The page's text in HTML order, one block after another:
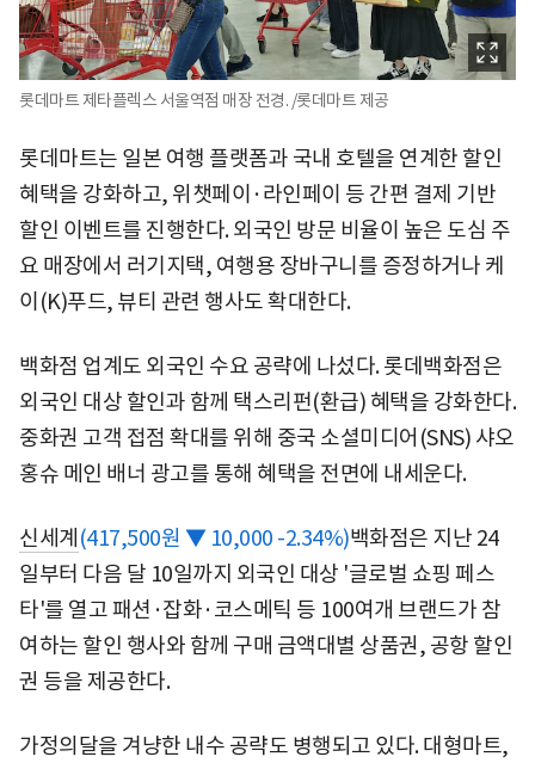
롯데마트 제타플렉스 서울역점 매장 전경. /롯데마트 제공
롯데마트는 일본 여행 플랫폼과 국내 호텔을 연계한 할인
혜택을 강화하고, 위챗페이·라인페이 등 간편 결제 기반
할인 이벤트를 진행한다. 외국인 방문 비율이 높은 도심 주
요 매장에서 러기지택, 여행용 장바구니를 증정하거나 케
이(K)푸드, 뷰티 관련 행사도 확대한다.
백화점 업계도 외국인 수요 공략에 나섰다. 롯데백화점은
외국인 대상 할인과 함께 택스리펀(환급) 혜택을 강화한다.
중화권 고객 접점 확대를 위해 중국 소셜미디어(SNS) 샤오
홍슈 메인 배너 광고를 통해 혜택을 전면에 내세운다.
신세계 (417,500원 ▼ 10,000 -2.34%)백화점은 지난 24
일부터 다음 달 10일까지 외국인 대상 '글로벌 쇼핑 페스
타'를 열고 패션·잡화·코스메틱 등 100여개 브랜드가 참
여하는 할인 행사와 함께 구매 금액대별 상품권, 공항 할인
권 등을 제공한다.
가정의달을 겨냥한 내수 공략도 병행되고 있다. 대형마트,